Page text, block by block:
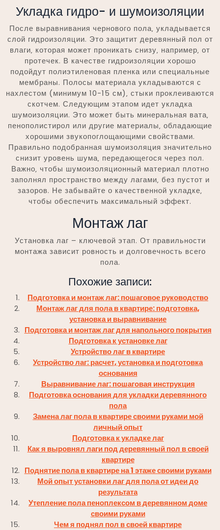
Укладка гидро- и шумоизоляции
После выравнивания чернового пола‚ укладывается
слой гидроизоляции. Это защитит деревянный пол от
влаги‚ которая может проникать снизу‚ например‚ от
протечек. В качестве гидроизоляции хорошо
подойдут полиэтиленовая пленка или специальные
мембраны. Полосы материала укладываются с
нахлестом (минимум 10-15 см)‚ стыки проклеиваются
скотчем. Следующим этапом идет укладка
шумоизоляции. Это может быть минеральная вата‚
пенополистирол или другие материалы‚ обладающие
хорошими звукопоглощающими свойствами.
Правильно подобранная шумоизоляция значительно
снизит уровень шума‚ передающегося через пол.
Важно‚ чтобы шумоизоляционный материал плотно
заполнял пространство между лагами‚ без пустот и
зазоров. Не забывайте о качественной укладке‚
чтобы обеспечить максимальный эффект.
Монтаж лаг
Установка лаг – ключевой этап. От правильности
монтажа зависит ровность и долговечность всего
пола.
Похожие записи:
Подготовка и монтаж лаг: пошаговое руководство
Монтаж лаг для пола в квартире: подготовка,
установка и выравнивание
Подготовка и монтаж лаг для напольного покрытия
Подготовка к установке лаг
Устройство лаг в квартире
Устройство лаг: расчет, установка и подготовка
основания
Выравнивание лаг: пошаговая инструкция
Подготовка основания для укладки деревянного
пола
Замена лаг пола в квартире своими руками мой
личный опыт
Подготовка к укладке лаг
Как я выровнял лаги под деревянный пол в своей
квартире
Поднятие пола в квартире на 1 этаже своими руками
Мой опыт установки лаг для пола от идеи до
результата
Утепление пола пеноплексом в деревянном доме
своими руками
Чем я поднял пол в своей квартире